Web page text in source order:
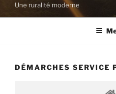
Une ruralité moderne
DÉMARCHES SERVICE